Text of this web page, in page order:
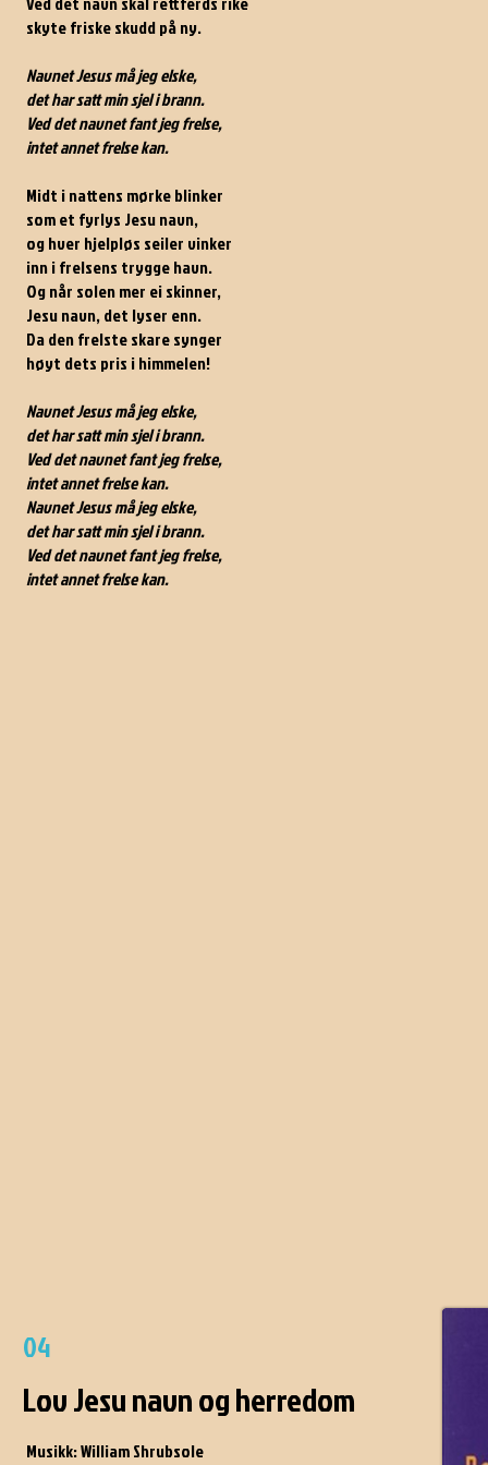
skyte friske skudd på ny.
Navnet Jesus må jeg elske,
det har satt min sjel i brann.
Ved det navnet fant jeg frelse,
intet annet frelse kan.
Midt i nattens mørke blinker
som et fyrlys Jesu navn,
og hver hjelpløs seiler vinker
inn i frelsens trygge havn.
Og når solen mer ei skinner,
Jesu navn, det lyser enn.
Da den frelste skare synger
høyt dets pris i himmelen!
Navnet Jesus må jeg elske,
det har satt min sjel i brann.
Ved det navnet fant jeg frelse,
intet annet frelse kan.
Navnet Jesus må jeg elske,
det har satt min sjel i brann.
Ved det navnet fant jeg frelse,
intet annet frelse kan.
04
Lov Jesu navn og herredom
Musikk: William Shrubsole